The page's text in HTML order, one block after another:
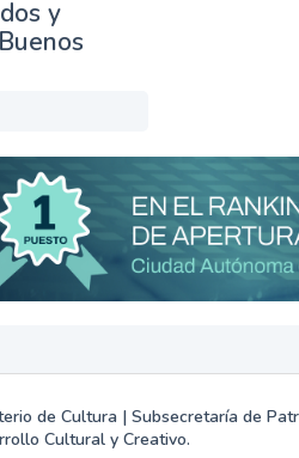
y
de Cultura | Subsecretaría de
Cultural y Creativo.